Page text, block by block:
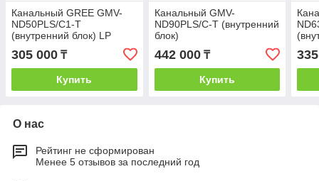
Канальный GREE GMV-
ND50PLS/C1-T
(внутренний блок) LP
305 000 ₸
Купить
Канальный GMV-
ND90PLS/C-T (внутренний
блок)
442 000₸
Купить
О нас
Рейтинг не сформирован
Менее 5 отзывов за последний год